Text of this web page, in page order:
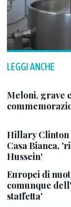
LEGGI ANCHE
Meloni, grave
Hillary
Casa Bianca,
Hussein'
Europei di
comunque
staffetta'